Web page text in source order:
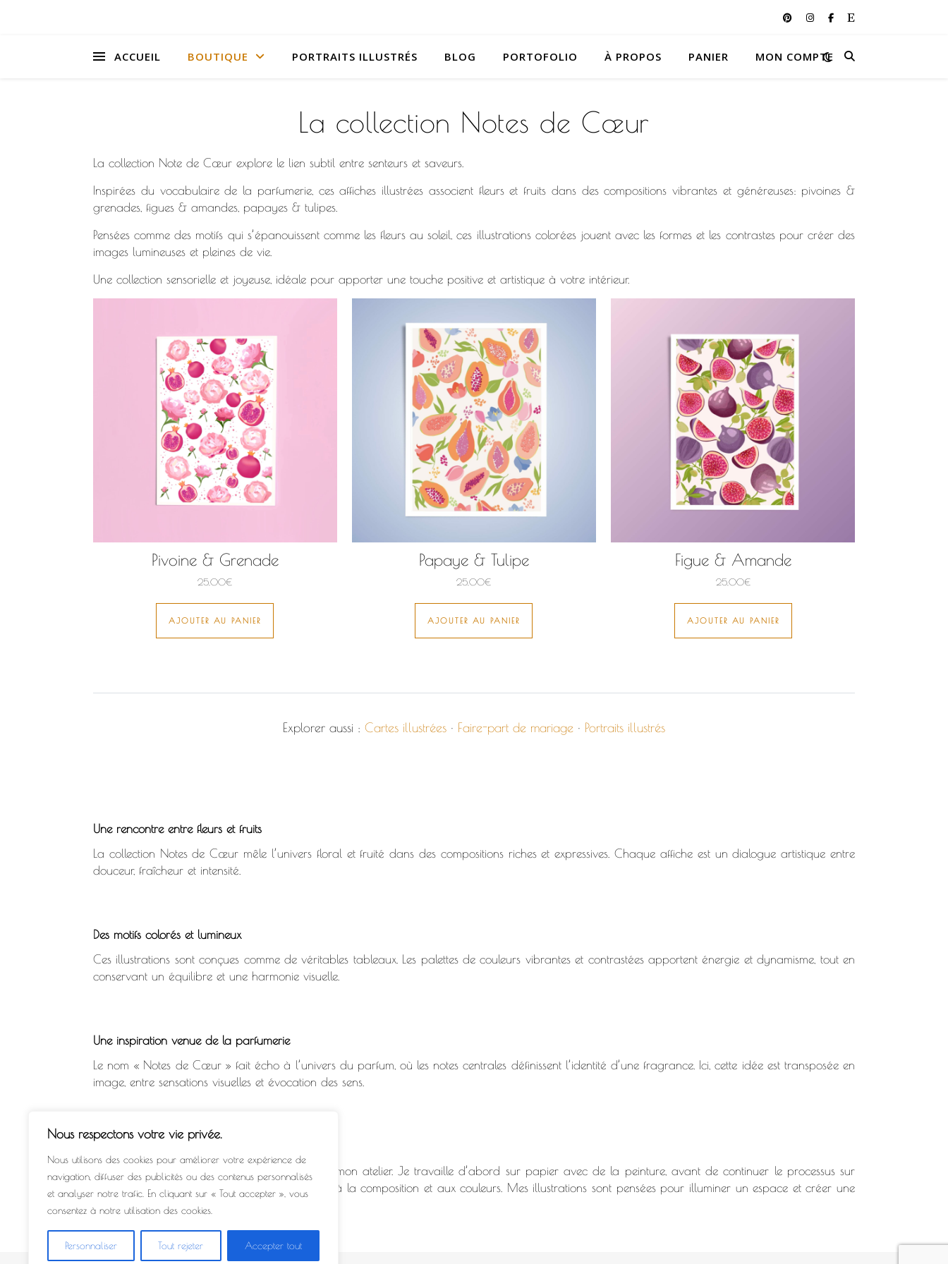
Nous respectons votre vie privée.
Nous utilisons des cookies pour améliorer votre expérience de
navigation, diffuser des publicités ou des contenus personnalisés
et analyser notre trafic. En cliquant sur « Tout accepter », vous
consentez à notre utilisation des cookies.
Personnaliser Tout rejeter Accepter tout
ACCUEIL BOUTIQUE PORTRAITS ILLUSTRÉS BLOG PORTOFOLIO À PROPOS PANIER MON COMPTE
La collection Notes de Cœur
La collection Note de Cœur explore le lien subtil entre senteurs et saveurs.
Inspirées du vocabulaire de la parfumerie, ces affiches illustrées associent fleurs et fruits dans des compositions vibrantes et généreuses: pivoines &
grenades, figues & amandes, papayes & tulipes.
Pensées comme des motifs qui s’épanouissent comme les fleurs au soleil, ces illustrations colorées jouent avec les formes et les contrastes pour créer des
images lumineuses et pleines de vie.
Une collection sensorielle et joyeuse, idéale pour apporter une touche positive et artistique à votre intérieur.
Pivoine & Grenade
25,00€
AJOUTER AU PANIER
Papaye & Tulipe
25,00€
AJOUTER AU PANIER
Figue & Amande
25,00€
AJOUTER AU PANIER
Explorer aussi : Cartes illustrées · Faire-part de mariage · Portraits illustrés
Une rencontre entre fleurs et fruits
La collection Notes de Cœur mêle l’univers floral et fruité dans des compositions riches et expressives. Chaque affiche est un dialogue artistique entre
douceur, fraîcheur et intensité.
Des motifs colorés et lumineux
Ces illustrations sont conçues comme de véritables tableaux. Les palettes de couleurs vibrantes et contrastées apportent énergie et dynamisme, tout en
conservant un équilibre et une harmonie visuelle.
Une inspiration venue de la parfumerie
Le nom « Notes de Cœur » fait écho à l’univers du parfum, où les notes centrales définissent l’identité d’une fragrance. Ici, cette idée est transposée en
image, entre sensations visuelles et évocation des sens.
Des créations originales d’illustratrice
Chaque affiche est imaginée et dessinée dans mon atelier. Je travaille d’abord sur papier avec de la peinture, avant de continuer le processus sur
tablette. J’accorde une importance particulière à la composition et aux couleurs. Mes illustrations sont pensées pour illuminer un espace et créer une
atmosphère joyeuse et estivale.